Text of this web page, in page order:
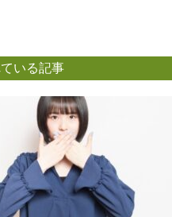
いる記事